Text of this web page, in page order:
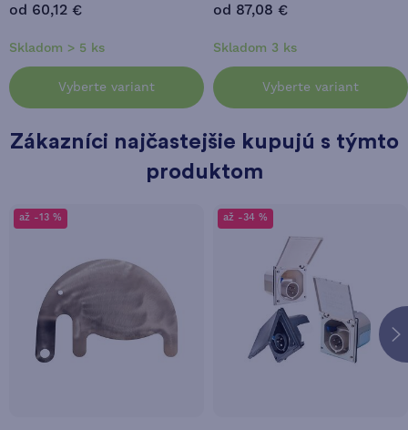
od 60,12 €
Skladom > 5 ks
Vyberte variant
od 87,08 €
Skladom 3 ks
Vyberte variant
Zákazníci najčastejšie kupujú s týmto
produktom
až -13 % až -34 %